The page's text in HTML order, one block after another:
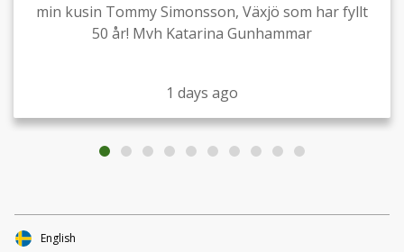
min kusin Tommy Simonsson, Växjö som har fyllt
50 år! Mvh Katarina Gunhammar
1 days ago
English